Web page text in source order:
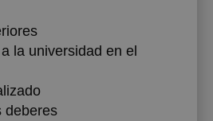
la universidad en el
deberes